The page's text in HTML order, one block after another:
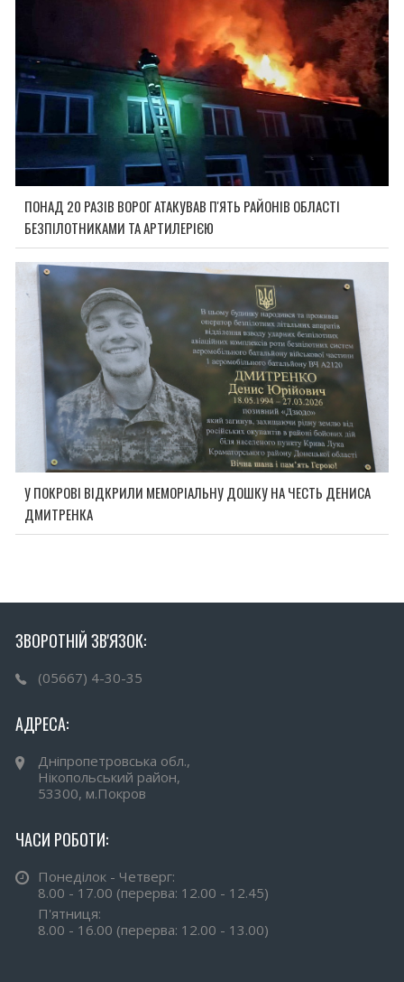
ПОНАД 20 РАЗІВ ВОРОГ АТАКУВАВ П'ЯТЬ РАЙОНІВ ОБЛАСТІ
БЕЗПІЛОТНИКАМИ ТА АРТИЛЕРІЄЮ
У ПОКРОВІ ВІДКРИЛИ МЕМОРІАЛЬНУ ДОШКУ НА ЧЕСТЬ ДЕНИСА
ДМИТРЕНКА
ЗВОРОТНІЙ ЗВ'ЯЗОК:
(05667) 4-30-35
АДРЕСА:
Дніпропетровська обл.,
Нікопольський район,
53300, м.Покров
ЧАСИ РОБОТИ:
Понеділок - Четверг:
8.00 - 17.00 (перерва: 12.00 - 12.45)
П'ятниця:
8.00 - 16.00 (перерва: 12.00 - 13.00)